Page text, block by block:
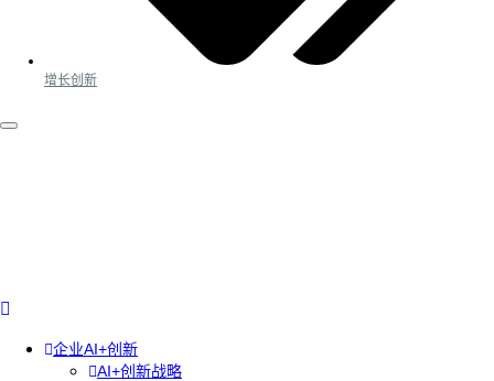
企业AI+创新
AI+创新战略
增长创新